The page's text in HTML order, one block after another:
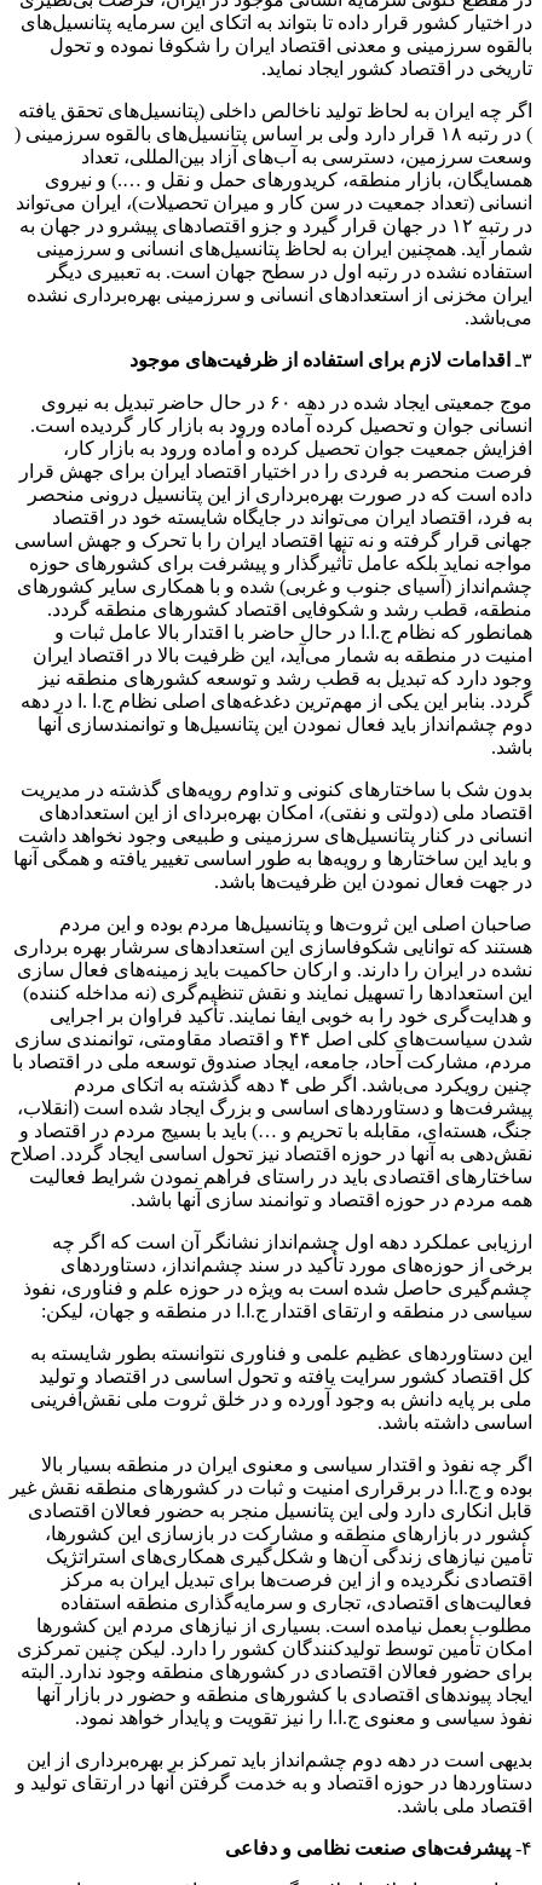
در اختیار کشور قرار داده تا بتواند به اتکای این سرمایه پتانسیل‌های
بالقوه سرزمینی و معدنی اقتصاد ایران را شکوفا نموده و تحول
تاریخی در اقتصاد کشور ایجاد نماید.
اگر چه ایران به لحاظ تولید ناخالص داخلی (پتانسیل‌های تحقق یافته
) در رتبه ۱۸ قرار دارد ولی بر اساس پتانسیل‌های بالقوه سرزمینی (
وسعت سرزمین، دسترسی به آب‌های آزاد بین‌المللی، تعداد
همسایگان، بازار منطقه‌، کریدورهای حمل و نقل و ….) و نیروی
انسانی (تعداد جمعیت در سن کار و میران تحصیلات)، ایران می‌تواند
در رتبه ۱۲ در جهان قرار گیرد و جزو اقتصادهای پیشرو در جهان به
شمار آید. همچنین ایران به لحاظ پتانسیل‌های انسانی و سرزمینی
استفاده نشده در رتبه اول در سطح جهان است. به تعبیری دیگر
ایران مخزنی از استعداد‌های انسانی و سرزمینی بهره‌برداری نشده
می‌باشد.
۳ـ اقدامات لازم برای استفاده از ظرفیت‌های موجود
موج جمعیتی ایجاد شده در دهه ۶۰ در حال حاضر تبدیل به نیروی
انسانی جوان و تحصیل کرده آماده ورود به بازار کار گردیده است.
افزایش جمعیت جوان تحصیل کرده و آماده ورود به بازار کار،
فرصت منحصر به فردی را در اختیار اقتصاد ایران برای جهش قرار
داده است که در صورت بهره‌برداری از این پتانسیل درونی منحصر
به فرد، اقتصاد ایران می‌تواند در جایگاه شایسته خود در اقتصاد
جهانی قرار گرفته و نه تنها اقتصاد ایران را با تحرک و جهش اساسی
مواجه نماید بلکه عامل تأثیرگذار و پیشرفت برای کشورهای حوزه
چشم‌انداز (آسیای جنوب و غربی) شده و با همکاری سایر کشورهای
منطقه، قطب رشد و شکوفایی اقتصاد کشورهای منطقه گردد.
همانطور که نظام ج.ا.ا در حال حاضر با اقتدار بالا عامل ثبات و
امنیت در منطقه به شمار می‌آید،‌ این ظرفیت بالا در اقتصاد ایران
وجود دارد که تبدیل به قطب رشد و توسعه کشورهای منطقه نیز
گردد. بنابر این یکی از مهم‌ترین دغدغه‌های اصلی نظام ج.ا .ا در دهه
دوم چشم‌انداز باید فعال نمودن این پتانسیل‌ها و توانمندسازی‌ آنها
باشد.
بدون شک با ساختارهای کنونی و تداوم رویه‌های گذشته در مدیریت
اقتصاد ملی (دولتی و نفتی)، امکان بهره‌بردای از این استعداد‌های
انسانی در کنار پتانسیل‌های سرزمینی و طبیعی وجود نخواهد داشت
و باید این ساختار‌ها و رویه‌ها به طور اساسی تغییر یافته و همگی آنها
در جهت فعال نمودن این ظرفیت‌ها باشد.
صاحبان اصلی این ثروت‌ها و پتانسیل‌ها مردم بوده و این مردم
هستند که توانایی شکوفاسازی این استعداد‌های سرشار بهره برداری
نشده در ایران را دارند. و ارکان حاکمیت باید زمینه‌های فعال سازی
این استعدادها را تسهیل نمایند و نقش تنظیم‌گری (نه مداخله کننده)
و هدایت‌گری خود را به خوبی ایفا نمایند. تأکید فراوان بر اجرایی
شدن سیاست‌های کلی اصل ۴۴ و اقتصاد مقاومتی، ‌توانمندی سازی
مردم، مشارکت آحاد، جامعه، ایجاد صندوق توسعه ملی در اقتصاد با
چنین رویکرد می‌باشد. اگر طی ۴ دهه گذشته به اتکای مردم
پیشرفت‌ها و دستاوردهای اساسی و بزرگ ایجاد شده است (انقلاب،
جنگ، هسته‌ای، مقابله با تحریم و …) باید با بسیج مردم در اقتصاد و
نقش‌دهی به آنها در حوزه اقتصاد نیز تحول اساسی ایجاد گردد. اصلاح
ساختارهای اقتصادی باید در راستای فراهم نمودن شرایط فعالیت‌
همه مردم در حوزه اقتصاد و توانمند سازی آنها باشد.
ارزیابی عملکرد دهه اول چشم‌انداز نشانگر آن است که اگر چه
برخی از حوزه‌های مورد تأکید در سند چشم‌انداز، دستاوردهای
چشم‌گیری حاصل شده است به ویژه در حوزه علم و فناوری، نفوذ
سیاسی در منطقه و ارتقای اقتدار ج.ا.ا در منطقه و جهان، لیکن:
این دستاوردهای عظیم علمی و فناوری نتوانسته بطور شایسته به
کل اقتصاد کشور سرایت یافته و تحول اساسی در اقتصاد و تولید
ملی بر پایه دانش به وجود آورده و در خلق ثروت ملی نقش‌آفرینی
اساسی داشته باشد.
اگر چه نفوذ و اقتدار سیاسی و معنوی ایران در منطقه بسیار بالا
بوده و ج.ا.ا در برقراری امنیت و ثبات در کشورهای منطقه نقش غیر
قابل انکاری دارد ولی این پتانسیل منجر به حضور فعالان اقتصادی
کشور در بازارهای منطقه و مشارکت در بازسازی این کشورها،
تأمین نیازهای زندگی آن‌ها و شکل‌گیری همکاری‌های استراتژیک
اقتصادی نگردیده و از این فرصت‌ها برای تبدیل ایران به مرکز
فعالیت‌های اقتصادی، تجاری و سرمایه‌گذاری منطقه استفاده
مطلوب بعمل نیامده است. بسیاری از نیازهای مردم این کشورها
امکان تأمین توسط تولیدکنندگان کشور را دارد. لیکن چنین تمرکزی
برای حضور فعالان اقتصادی در کشورهای منطقه وجود ندارد. البته
ایجاد پیوندهای اقتصادی با کشورهای منطقه و حضور در بازار آنها
نفوذ سیاسی و معنوی ج.ا.ا را نیز تقویت و پایدار خواهد نمود.
بدیهی است در دهه دوم چشم‌انداز باید تمرکز بر بهره‌برداری از این
دستاوردها در حوزه اقتصاد و به خدمت گرفتن‌ آنها در ارتقای تولید و
اقتصاد ملی باشد.
۴- پیشرفت‌های صنعت نظامی و دفاعی